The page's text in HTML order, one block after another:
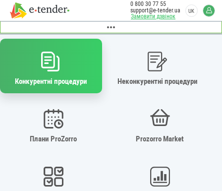
Замовити дзвінок
0 800 30 77 55
support@e-tender.ua
UK
Конкурентні процедури Неконкурентні процедури
Плани ProZorro Prozorro Market